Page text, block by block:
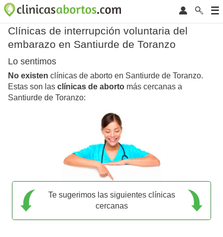
Clínicas de interrupción voluntaria del
embarazo en Santiurde de Toranzo
Lo sentimos
No existen clínicas de aborto en Santiurde de Toranzo.
Estas son las clínicas de aborto más cercanas a
Santiurde de Toranzo:
Te sugerimos las siguientes clínicas
cercanas